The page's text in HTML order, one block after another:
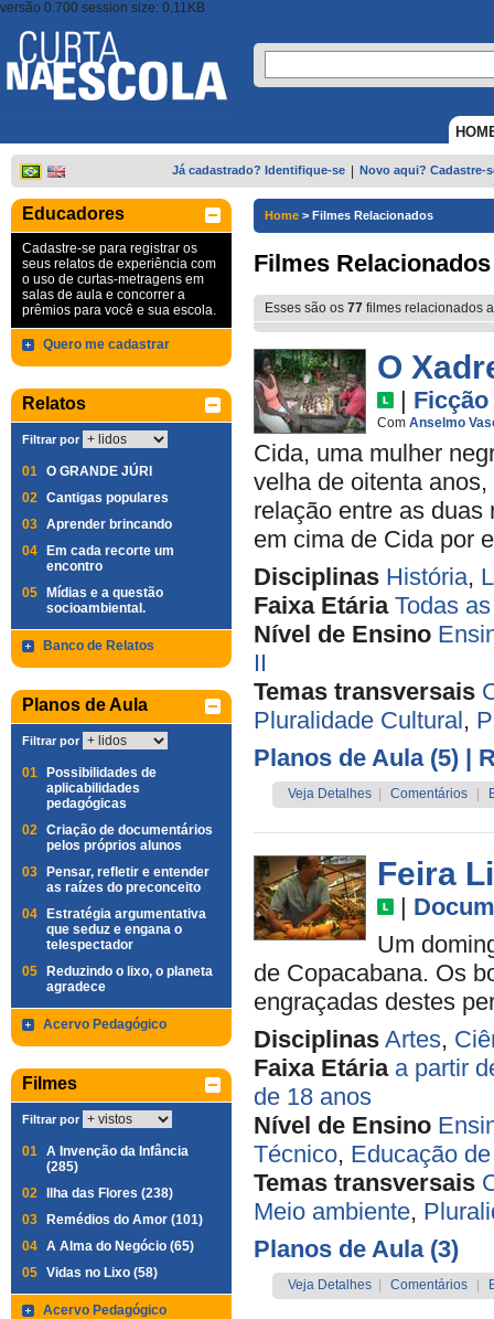
versão 0.700 session size: 0,11KB
Já cadastrado? Identifique-se Novo aqui? Cadastre-
Educadores
Cadastre-se para registrar os
seus relatos de experiência com
o uso de curtas-metragens em
salas de aula e concorrer a
prêmios para você e sua escola.
Quero me cadastrar
Relatos
Filtrar por
01 O GRANDE JÚRI
02 Cantigas populares
03 Aprender brincando
04
Em cada recorte um
encontro
05
Mídias e a questão
socioambiental.
Banco de Relatos
Planos de Aula
Filtrar por
01
Possibilidades de
aplicabilidades
pedagógicas
02 Criação de documentários
pelos próprios alunos
03
Pensar, refletir e entender
as raízes do preconceito
04
Estratégia argumentativa
que seduz e engana o
telespectador
05
Reduzindo o lixo, o planeta
agradece
Acervo Pedagógico
Filmes
Filtrar por
01 A Invenção da Infância
(285)
02
Ilha das Flores (238)
03
Remédios do Amor (101)
04 A Alma do Negócio (65)
05 Vidas no Lixo (58)
Acervo Pedagógico
Home > Filmes Relacionados
Filmes Relacionados
Esses são os 77 filmes relacionados
O
| Ficção
Com Anselmo
Cida, uma mulher
velha de oitenta
relação entre as duas
em cima de Cida por
Disciplinas História,
Faixa Etária Todas
Nível de Ensino
II
Temas transversais
Pluralidade Cultural,
Planos de Aula (5) |
Veja Detalhes Comentários
Feira
|
Um
de Copacabana. Os
engraçadas destes
Disciplinas Artes,
Faixa Etária a partir
de 18 anos
Nível de Ensino
Técnico, Educação
Temas transversais
Meio ambiente,
Planos de Aula (3)
Veja Detalhes Comentários